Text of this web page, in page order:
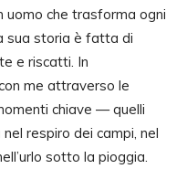
uomo che trasforma ogni
sua storia è fatta di
e riscatti. In
me attraverso le
chiave — quelli
respiro dei campi, nel
sotto la pioggia.